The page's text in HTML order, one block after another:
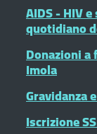
AIDS - HIV
quotidiano
Donazioni
Imola
Gravidanza
Iscrizione